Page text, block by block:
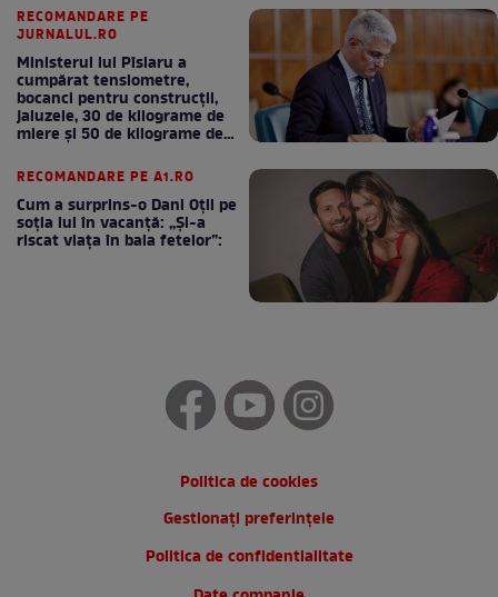
RECOMANDARE PE
JURNALUL.RO
Ministerul lui Pîslaru a
cumpărat tensiometre,
bocanci pentru construcții,
jaluzele, 30 de kilograme de
miere și 50 de kilograme de
RECOMANDARE PE A1.RO
Cum a surprins-o Dani Oțil pe
soția lui în vacanță: „Și-a
riscat viața în baia fetelor”:
Politica de cookies
Gestionați preferințele
Politica de confidentialitate